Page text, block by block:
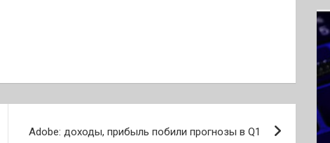
Adobe: доходы, прибыль побили прогнозы в Q1